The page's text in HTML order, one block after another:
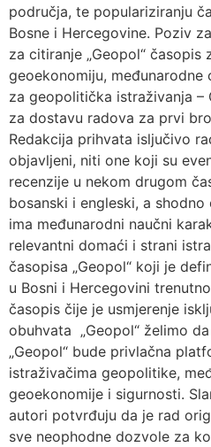
područja, te populariziranju
Bosne i Hercegovine. Poziv
za citiranje „Geopol“ časopis
geoekonomiju, međunarodne
za geopolitička istraživanja
za dostavu radova za prvi
Redakcija prihvata isljučivo
objavljeni, niti one koji su
recenzije u nekom drugom
bosanski i engleski, a
ima međunarodni naučni
relevantni domaći i strani
časopisa „Geopol“ koji je
u Bosni i Hercegovini
časopis čije je usmjerenje
obuhvata „Geopol“ želimo
„Geopol“ bude privlačna
istraživačima geopolitike,
geoekonomije i sigurnosti.
autori potvrđuju da je rad
sve neophodne dozvole za